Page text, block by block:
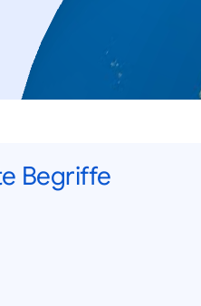
Begriffe